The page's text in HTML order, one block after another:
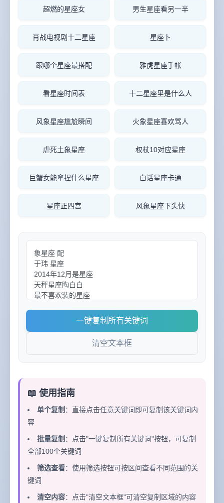
超燃的星座女 男生星座看另一半
肖战电视剧十二星座 星座卜
跟哪个星座最搭配 雅虎星座手帐
看星座时间表 十二星座里是什么人
风象星座尴尬瞬间 火象星座喜欢骂人
虐死土象星座 权杖10对应星座
巨蟹女能拿捏什么星座 白话星座卡通
星座正四宫 风象星座下头快
一键复制所有关键词
清空文本框
📖 使用指南
单个复制 ：直接点击任意关键词即可复制该关键词内
容
批量复制 ：点击"一键复制所有关键词"按钮，可复制
全部100个关键词
筛选查看：使用筛选按钮可按区间查看不同范围的关
键词
清空内容：点击"清空文本框"可清空复制区域的内容